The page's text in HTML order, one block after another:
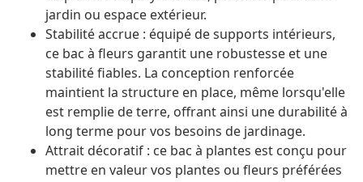
jardin ou espace extérieur.
Stabilité accrue : équipé de supports intérieurs,
ce bac à fleurs garantit une robustesse et une
stabilité fiables. La conception renforcée
maintient la structure en place, même lorsqu'elle
est remplie de terre, offrant ainsi une durabilité à
long terme pour vos besoins de jardinage.
Attrait décoratif : ce bac à plantes est conçu pour
mettre en valeur vos plantes ou fleurs préférées